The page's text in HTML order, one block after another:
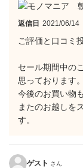
返信日 2021/06/14
ご評価と口コミ
セール期間中の
思っております。
今後のお買い物
またのお越しを
す。
ゲスト さん